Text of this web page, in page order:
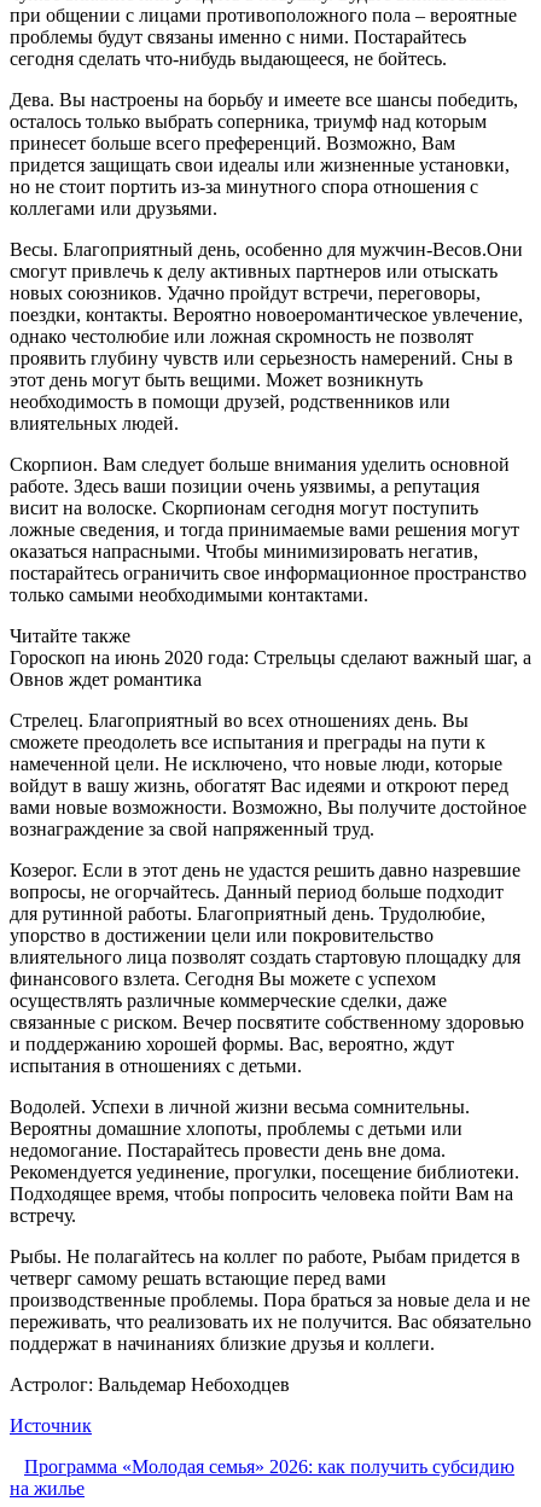
при общении с лицами противоположного пола – вероятные
проблемы будут связаны именно с ними. Постарайтесь
сегодня сделать что-нибудь выдающееся, не бойтесь.
Дева. Вы настроены на борьбу и имеете все шансы победить,
осталось только выбрать соперника, триумф над которым
принесет больше всего преференций. Возможно, Вам
придется защищать свои идеалы или жизненные установки,
но не стоит портить из-за минутного спора отношения с
коллегами или друзьями.
Весы. Благоприятный день, особенно для мужчин-Весов.Они
смогут привлечь к делу активных партнеров или отыскать
новых союзников. Удачно пройдут встречи, переговоры,
поездки, контакты. Вероятно новоеромантическое увлечение,
однако честолюбие или ложная скромность не позволят
проявить глубину чувств или серьезность намерений. Сны в
этот день могут быть вещими. Может возникнуть
необходимость в помощи друзей, родственников или
влиятельных людей.
Скорпион. Вам следует больше внимания уделить основной
работе. Здесь ваши позиции очень уязвимы, а репутация
висит на волоске. Скорпионам сегодня могут поступить
ложные сведения, и тогда принимаемые вами решения могут
оказаться напрасными. Чтобы минимизировать негатив,
постарайтесь ограничить свое информационное пространство
только самыми необходимыми контактами.
Читайте также
Гороскоп на июнь 2020 года: Стрельцы сделают важный шаг, а
Овнов ждет романтика
Стрелец. Благоприятный во всех отношениях день. Вы
сможете преодолеть все испытания и преграды на пути к
намеченной цели. Не исключено, что новые люди, которые
войдут в вашу жизнь, обогатят Вас идеями и откроют перед
вами новые возможности. Возможно, Вы получите достойное
вознаграждение за свой напряженный труд.
Козерог. Если в этот день не удастся решить давно назревшие
вопросы, не огорчайтесь. Данный период больше подходит
для рутинной работы. Благоприятный день. Трудолюбие,
упорство в достижении цели или покровительство
влиятельного лица позволят создать стартовую площадку для
финансового взлета. Сегодня Вы можете с успехом
осуществлять различные коммерческие сделки, даже
связанные с риском. Вечер посвятите собственному здоровью
и поддержанию хорошей формы. Вас, вероятно, ждут
испытания в отношениях с детьми.
Водолей. Успехи в личной жизни весьма сомнительны.
Вероятны домашние хлопоты, проблемы с детьми или
недомогание. Постарайтесь провести день вне дома.
Рекомендуется уединение, прогулки, посещение библиотеки.
Подходящее время, чтобы попросить человека пойти Вам на
встречу.
Рыбы. Не полагайтесь на коллег по работе, Рыбам придется в
четверг самому решать встающие перед вами
производственные проблемы. Пора браться за новые дела и не
переживать, что реализовать их не получится. Вас обязательно
поддержат в начинаниях близкие друзья и коллеги.
Астролог: Вальдемар Небоходцев
Источник
Программа «Молодая семья» 2026: как получить субсидию
на жилье